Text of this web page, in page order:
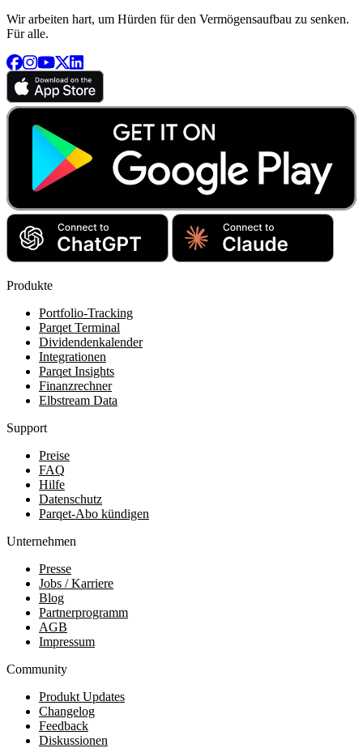
Wir arbeiten hart, um Hürden für den Vermögensaufbau zu senken.
Für alle.
Produkte
Portfolio-Tracking
Parqet Terminal
Dividendenkalender
Integrationen
Parqet Insights
Finanzrechner
Elbstream Data
Support
Preise
FAQ
Hilfe
Datenschutz
Parqet-Abo kündigen
Unternehmen
Presse
Jobs / Karriere
Blog
Partnerprogramm
AGB
Impressum
Community
Produkt Updates
Changelog
Feedback
Diskussionen